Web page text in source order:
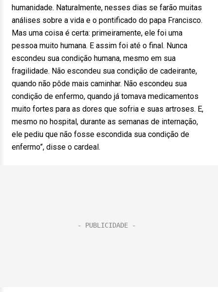
humanidade. Naturalmente, nesses dias se farão muitas
análises sobre a vida e o pontificado do papa Francisco.
Mas uma coisa é certa: primeiramente, ele foi uma
pessoa muito humana. E assim foi até o final. Nunca
escondeu sua condição humana, mesmo em sua
fragilidade. Não escondeu sua condição de cadeirante,
quando não pôde mais caminhar. Não escondeu sua
condição de enfermo, quando já tomava medicamentos
muito fortes para as dores que sofria e suas artroses. E,
mesmo no hospital, durante as semanas de internação,
ele pediu que não fosse escondida sua condição de
enfermo”, disse o cardeal.